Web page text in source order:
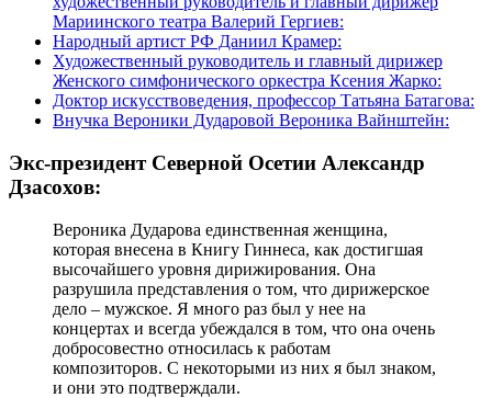
Мариинского театра Валерий Гергиев:
Народный артист РФ Даниил Крамер:
Художественный руководитель и главный дирижер
Женского симфонического оркестра Ксения Жарко:
Доктор искусствоведения, профессор Татьяна Батагова:
Внучка Вероники Дударовой Вероника Вайнштейн:
Экс-президент Северной Осетии Александр
Дзасохов:
Вероника Дударова единственная женщина,
которая внесена в Книгу Гиннеса, как достигшая
высочайшего уровня дирижирования. Она
разрушила представления о том, что дирижерское
дело – мужское. Я много раз был у нее на
концертах и всегда убеждался в том, что она очень
добросовестно относилась к работам
композиторов. С некоторыми из них я был знаком,
и они это подтверждали.